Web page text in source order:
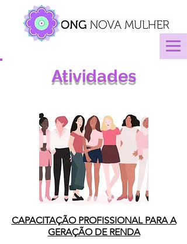
Atividades
CAPACITAÇÃO PROFISSIONAL PARA A
GERAÇÃO DE RENDA